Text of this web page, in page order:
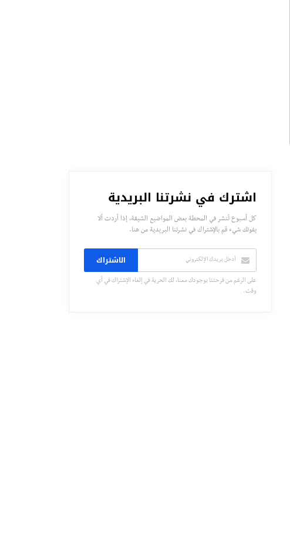
اشترك في نشرتنا البريدية
كل أسبوع تُنشر في المحطة بعض المواضيع الشيقة، إذا أردت ألا
يفوتك شيء قم بالإشتراك في نشرتنا البريدية من هنا.
الاشتراك
على الرغم من فرحتنا بوجودك معنا، لك الحرية في إلغاء الإشتراك في أي
وقت.